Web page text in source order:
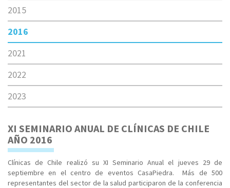
2015
2016
2021
2022
2023
XI SEMINARIO ANUAL DE CLÍNICAS DE CHILE
AÑO 2016
Clínicas de Chile realizó su XI Seminario Anual el jueves 29 de
septiembre en el centro de eventos CasaPiedra. Más de 500
representantes del sector de la salud participaron de la conferencia